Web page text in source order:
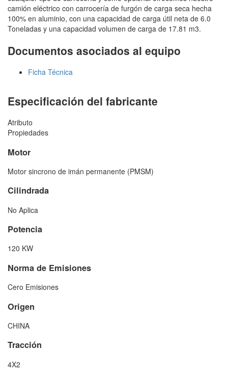
camión eléctrico con carrocería de furgón de carga seca hecha
100% en aluminio, con una capacidad de carga útil neta de 6.0
Toneladas y una capacidad volumen de carga de 17.81 m3.
Documentos asociados al equipo
Ficha Técnica
Especificación del fabricante
Atributo
Propiedades
Motor
Motor sincrono de imán permanente (PMSM)
Cilindrada
No Aplica
Potencia
120 KW
Norma de Emisiones
Cero Emisiones
Origen
CHINA
Tracción
4X2